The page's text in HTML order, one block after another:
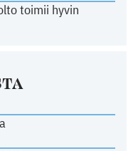
toimii hyvin